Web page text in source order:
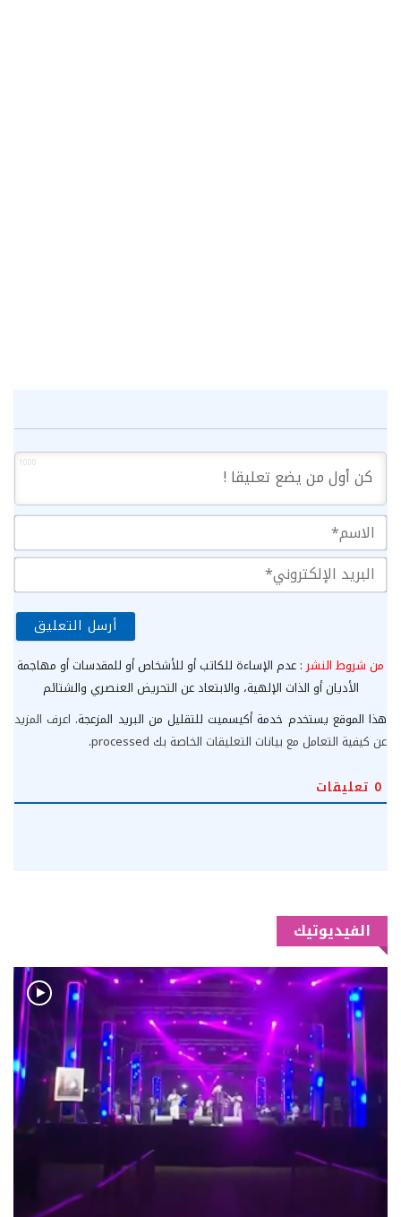
1000
من شروط النشر : عدم الإساءة للكاتب أو للأشخاص أو للمقدسات أو مهاجمة
الأديان أو الذات الإلهية، والابتعاد عن التحريض العنصري والشتائم
هذا الموقع يستخدم خدمة أكيسميت للتقليل من البريد المزعجة. اعرف المزيد
عن كيفية التعامل مع بيانات التعليقات الخاصة بك processed
.
0 تعليقات
الفيديوتيك